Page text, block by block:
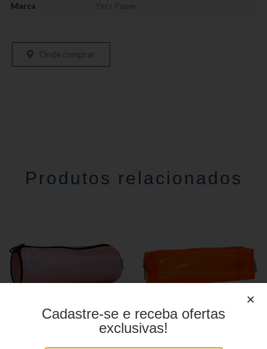
Marca Yin's Paper
Onde comprar
Produtos relacionados
Cadastre-se e receba ofertas
exclusivas!